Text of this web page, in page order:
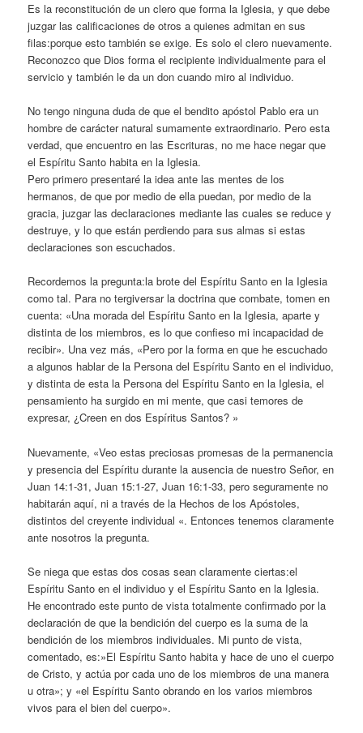
Es la reconstitución de un clero que forma la Iglesia, y que debe
juzgar las calificaciones de otros a quienes admitan en sus
filas:porque esto también se exige. Es solo el clero nuevamente.
Reconozco que Dios forma el recipiente individualmente para el
servicio y también le da un don cuando miro al individuo.
No tengo ninguna duda de que el bendito apóstol Pablo era un
hombre de carácter natural sumamente extraordinario. Pero esta
verdad, que encuentro en las Escrituras, no me hace negar que
el Espíritu Santo habita en la Iglesia.
Pero primero presentaré la idea ante las mentes de los
hermanos, de que por medio de ella puedan, por medio de la
gracia, juzgar las declaraciones mediante las cuales se reduce y
destruye, y lo que están perdiendo para sus almas si estas
declaraciones son escuchados.
Recordemos la pregunta:la brote del Espíritu Santo en la Iglesia
como tal. Para no tergiversar la doctrina que combate, tomen en
cuenta: «Una morada del Espíritu Santo en la Iglesia, aparte y
distinta de los miembros, es lo que confieso mi incapacidad de
recibir». Una vez más, «Pero por la forma en que he escuchado
a algunos hablar de la Persona del Espíritu Santo en el individuo,
y distinta de esta la Persona del Espíritu Santo en la Iglesia, el
pensamiento ha surgido en mi mente, que casi temores de
expresar, ¿Creen en dos Espíritus Santos? »
Nuevamente, «Veo estas preciosas promesas de la permanencia
y presencia del Espíritu durante la ausencia de nuestro Señor, en
Juan 14:1-31, Juan 15:1-27, Juan 16:1-33, pero seguramente no
habitarán aquí, ni a través de la Hechos de los Apóstoles,
distintos del creyente individual «. Entonces tenemos claramente
ante nosotros la pregunta.
Se niega que estas dos cosas sean claramente ciertas:el
Espíritu Santo en el individuo y el Espíritu Santo en la Iglesia.
He encontrado este punto de vista totalmente confirmado por la
declaración de que la bendición del cuerpo es la suma de la
bendición de los miembros individuales. Mi punto de vista,
comentado, es:»El Espíritu Santo habita y hace de uno el cuerpo
de Cristo, y actúa por cada uno de los miembros de una manera
u otra»; y «el Espíritu Santo obrando en los varios miembros
vivos para el bien del cuerpo».